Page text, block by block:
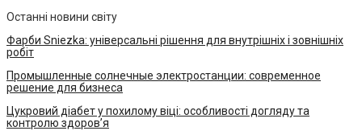
Останні новини світу
Фарби Sniezka: універсальні рішення для внутрішніх і зовнішніх
робіт
Промышленные солнечные электростанции: современное
решение для бизнеса
Цукровий діабет у похилому віці: особливості догляду та
контролю здоров’я